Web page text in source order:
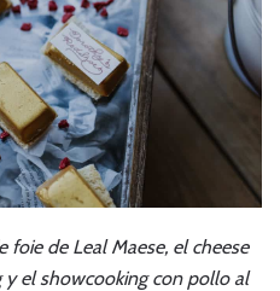
foie de Leal Maese, el cheese
el showcooking con pollo al